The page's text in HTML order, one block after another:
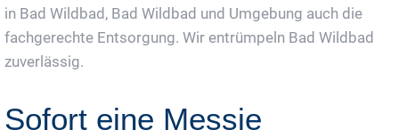
in Bad Wildbad, Bad Wildbad und Umgebung auch die
fachgerechte Entsorgung. Wir entrümpeln Bad Wildbad
zuverlässig.
Sofort eine Messie